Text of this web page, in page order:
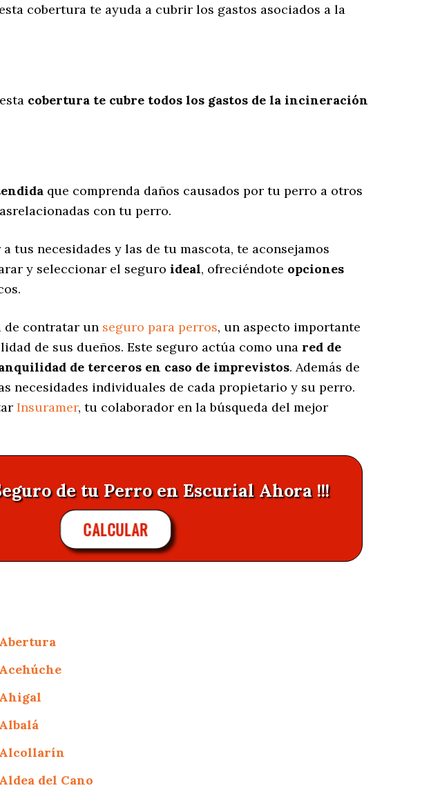
cobertura te ayuda a cubrir los gastos asociados a la
cobertura te cubre todos los gastos de la incineración
que comprenda daños causados por tu perro a otros
con tu perro.
tus necesidades y las de tu mascota, te aconsejamos
y seleccionar el seguro ideal, ofreciéndote opciones
de contratar un seguro para perros, un aspecto importante
de sus dueños. Este seguro actúa como una red de
de terceros en caso de imprevistos. Además de
necesidades individuales de cada propietario y su perro.
Insuramer, tu colaborador en la búsqueda del mejor
de tu Perro en Escurial Ahora !!!
CALCULAR
Abertura
Acehúche
Ahigal
Albalá
Alcollarín
Aldea del Cano